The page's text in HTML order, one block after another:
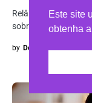
Relâmpago
sobre a
by Dentro da História
Este site
obtenha